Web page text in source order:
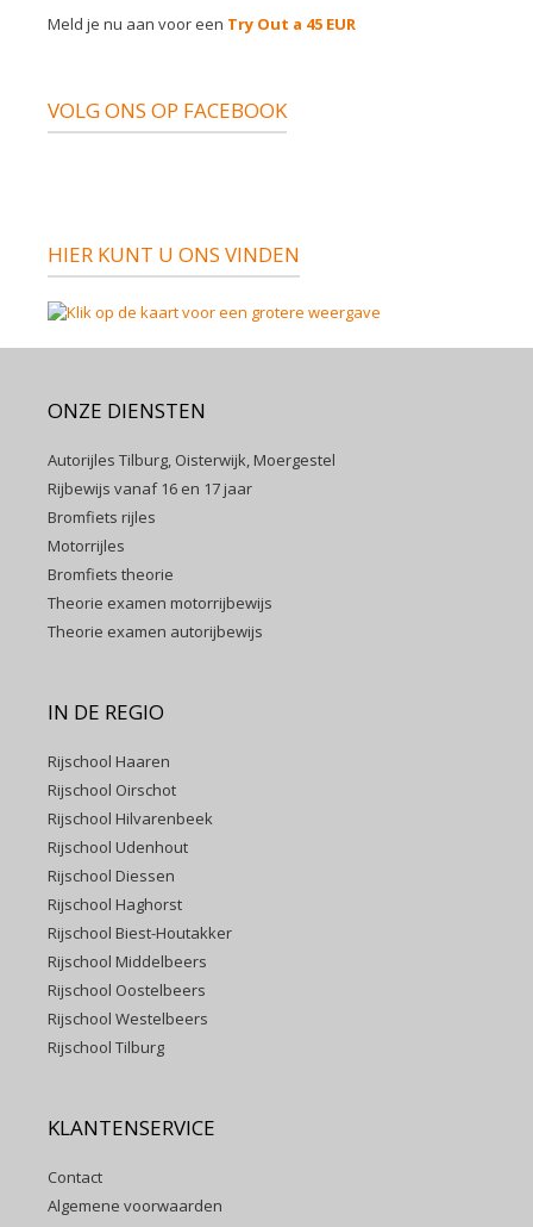
Meld je nu aan voor een Try Out a 45 EUR
VOLG ONS OP FACEBOOK
HIER KUNT U ONS VINDEN
ONZE DIENSTEN
Autorijles Tilburg, Oisterwijk, Moergestel
Rijbewijs vanaf 16 en 17 jaar
Bromfiets rijles
Motorrijles
Bromfiets theorie
Theorie examen motorrijbewijs
Theorie examen autorijbewijs
IN DE REGIO
Rijschool Haaren
Rijschool Oirschot
Rijschool Hilvarenbeek
Rijschool Udenhout
Rijschool Diessen
Rijschool Haghorst
Rijschool Biest-Houtakker
Rijschool Middelbeers
Rijschool Oostelbeers
Rijschool Westelbeers
Rijschool Tilburg
KLANTENSERVICE
Contact
Algemene voorwaarden